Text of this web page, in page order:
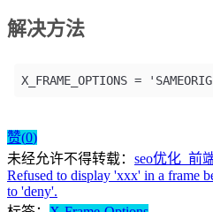
解决方法
X_FRAME_OPTIONS =
赞(0)
未经允许不得转载： seo优化_前
Refused to display 'xxx' in a frame
to 'deny'.